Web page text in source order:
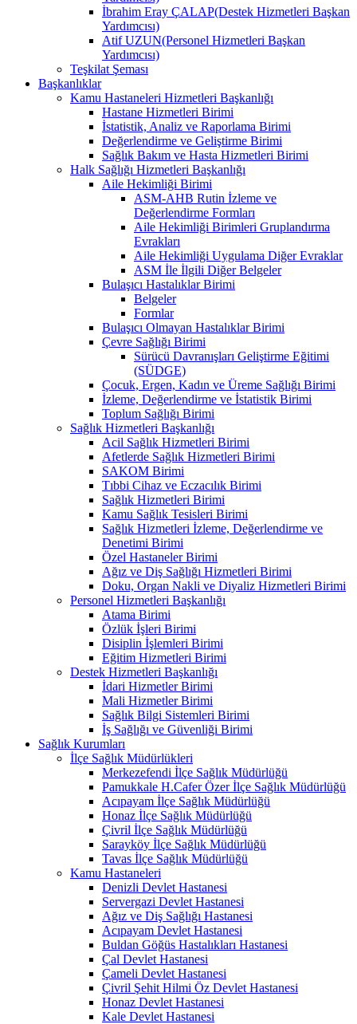
İbrahim Eray ÇALAP(Destek Hizmetleri Başkan
Yardımcısı)
Atif UZUN(Personel Hizmetleri Başkan
Yardımcısı)
Teşkilat Şeması
Başkanlıklar
Kamu Hastaneleri Hizmetleri Başkanlığı
Hastane Hizmetleri Birimi
İstatistik, Analiz ve Raporlama Birimi
Değerlendirme ve Geliştirme Birimi
Sağlık Bakım ve Hasta Hizmetleri Birimi
Halk Sağlığı Hizmetleri Başkanlığı
Aile Hekimliği Birimi
ASM-AHB Rutin İzleme ve
Değerlendirme Formları
Aile Hekimliği Birimleri Gruplandırma
Evrakları
Aile Hekimliği Uygulama Diğer Evraklar
ASM İle İlgili Diğer Belgeler
Bulaşıcı Hastalıklar Birimi
Belgeler
Formlar
Bulaşıcı Olmayan Hastalıklar Birimi
Çevre Sağlığı Birimi
Sürücü Davranışları Geliştirme Eğitimi
(SÜDGE)
Çocuk, Ergen, Kadın ve Üreme Sağlığı Birimi
İzleme, Değerlendirme ve İstatistik Birimi
Toplum Sağlığı Birimi
Sağlık Hizmetleri Başkanlığı
Acil Sağlık Hizmetleri Birimi
Afetlerde Sağlık Hizmetleri Birimi
SAKOM Birimi
Tıbbi Cihaz ve Eczacılık Birimi
Sağlık Hizmetleri Birimi
Kamu Sağlık Tesisleri Birimi
Sağlık Hizmetleri İzleme, Değerlendirme ve
Denetimi Birimi
Özel Hastaneler Birimi
Ağız ve Diş Sağlığı Hizmetleri Birimi
Doku, Organ Nakli ve Diyaliz Hizmetleri Birimi
Personel Hizmetleri Başkanlığı
Atama Birimi
Özlük İşleri Birimi
Disiplin İşlemleri Birimi
Eğitim Hizmetleri Birimi
Destek Hizmetleri Başkanlığı
İdari Hizmetler Birimi
Mali Hizmetler Birimi
Sağlık Bilgi Sistemleri Birimi
İş Sağlığı ve Güvenliği Birimi
Sağlık Kurumları
İlçe Sağlık Müdürlükleri
Merkezefendi İlçe Sağlık Müdürlüğü
Pamukkale H.Cafer Özer İlçe Sağlık Müdürlüğü
Acıpayam İlçe Sağlık Müdürlüğü
Honaz İlçe Sağlık Müdürlüğü
Çivril İlçe Sağlık Müdürlüğü
Sarayköy İlçe Sağlık Müdürlüğü
Tavas İlçe Sağlık Müdürlüğü
Kamu Hastaneleri
Denizli Devlet Hastanesi
Servergazi Devlet Hastanesi
Ağız ve Diş Sağlığı Hastanesi
Acıpayam Devlet Hastanesi
Buldan Göğüs Hastalıkları Hastanesi
Çal Devlet Hastanesi
Çameli Devlet Hastanesi
Çivril Şehit Hilmi Öz Devlet Hastanesi
Honaz Devlet Hastanesi
Kale Devlet Hastanesi